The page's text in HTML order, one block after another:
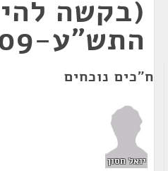
(בקשה
התש"ע-2009
ח"כים נוכחים
יואל חסון